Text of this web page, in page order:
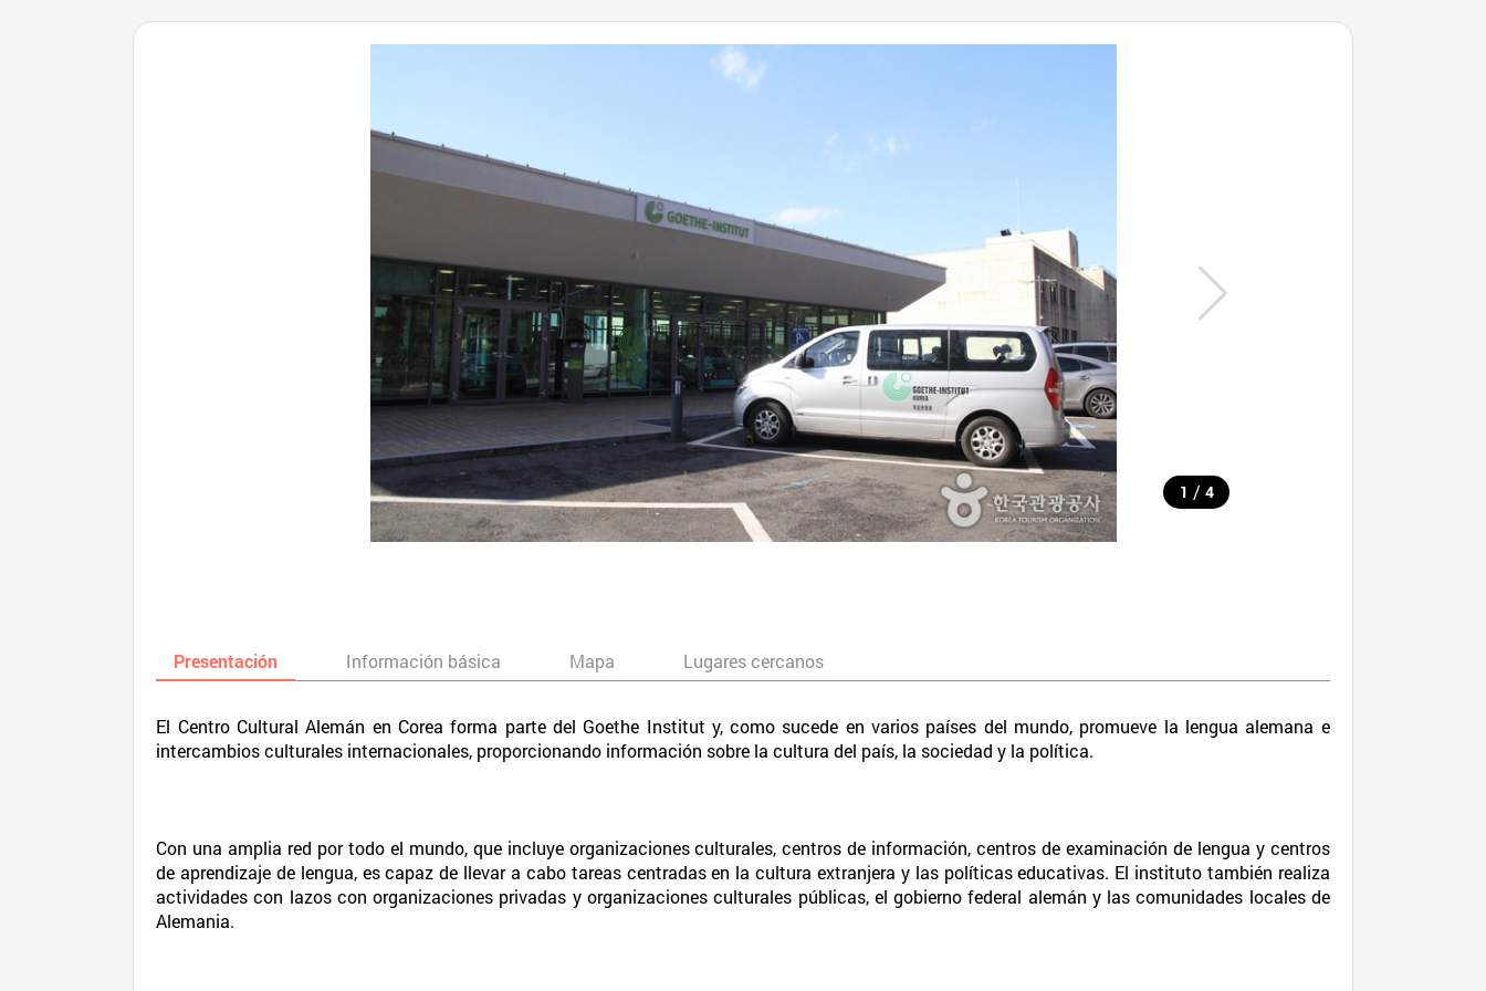
1 / 4
Presentación Información básica Mapa Lugares cercanos
El Centro Cultural Alemán en Corea forma parte del Goethe Institut y, como sucede en varios países del mundo, promueve la lengua alemana e
intercambios culturales internacionales, proporcionando información sobre la cultura del país, la sociedad y la política.
Con una amplia red por todo el mundo, que incluye organizaciones culturales, centros de información, centros de examinación de lengua y centros
de aprendizaje de lengua, es capaz de llevar a cabo tareas centradas en la cultura extranjera y las políticas educativas. El instituto también realiza
actividades con lazos con organizaciones privadas y organizaciones culturales públicas, el gobierno federal alemán y las comunidades locales de
Alemania.